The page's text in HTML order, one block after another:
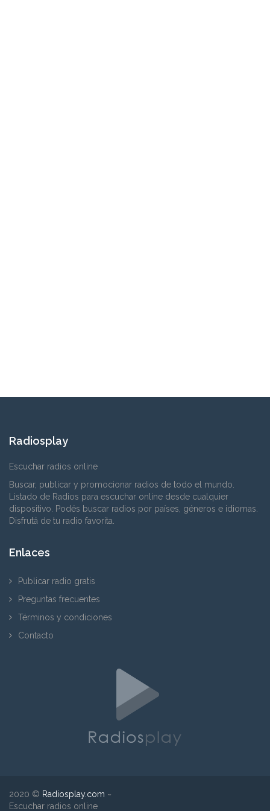
Radiosplay
Escuchar radios online
Buscar, publicar y promocionar radios de todo el mundo.
Listado de Radios para escuchar online desde cualquier
dispositivo. Podés buscar radios por países, géneros e idiomas.
Disfrutá de tu radio favorita.
Enlaces
Publicar radio gratis
Preguntas frecuentes
Términos y condiciones
Contacto
2020 © Radiosplay.com ~
Escuchar radios online